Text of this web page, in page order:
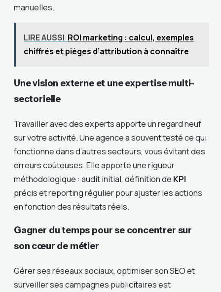
manuelles.
LIRE AUSSI ROI marketing : calcul, exemples
chiffrés et pièges d’attribution à connaître
Une vision externe et une expertise multi-
sectorielle
Travailler avec des experts apporte un regard neuf
sur votre activité. Une agence a souvent testé ce qui
fonctionne dans d’autres secteurs, vous évitant des
erreurs coûteuses. Elle apporte une rigueur
méthodologique : audit initial, définition de KPI
précis et reporting régulier pour ajuster les actions
en fonction des résultats réels.
Gagner du temps pour se concentrer sur
son cœur de métier
Gérer ses réseaux sociaux, optimiser son SEO et
surveiller ses campagnes publicitaires est